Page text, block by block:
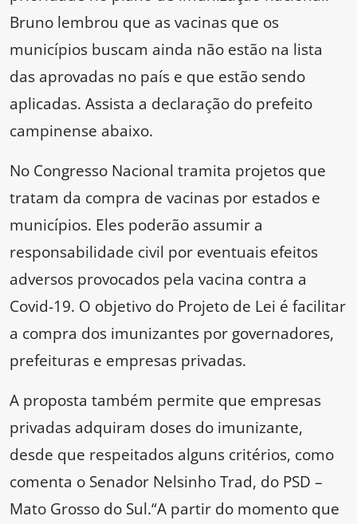
Bruno lembrou que as vacinas que os
municípios buscam ainda não estão na lista
das aprovadas no país e que estão sendo
aplicadas. Assista a declaração do prefeito
campinense abaixo.
No Congresso Nacional tramita projetos que
tratam da compra de vacinas por estados e
municípios. Eles poderão assumir a
responsabilidade civil por eventuais efeitos
adversos provocados pela vacina contra a
Covid-19. O objetivo do Projeto de Lei é facilitar
a compra dos imunizantes por governadores,
prefeituras e empresas privadas.
A proposta também permite que empresas
privadas adquiram doses do imunizante,
desde que respeitados alguns critérios, como
comenta o Senador Nelsinho Trad, do PSD –
Mato Grosso do Sul.“A partir do momento que